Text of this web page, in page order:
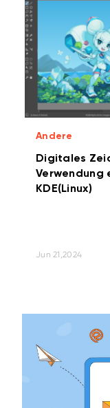
Andere
Digitales
Verwendung
KDE(Linux)
Jun 21,2024